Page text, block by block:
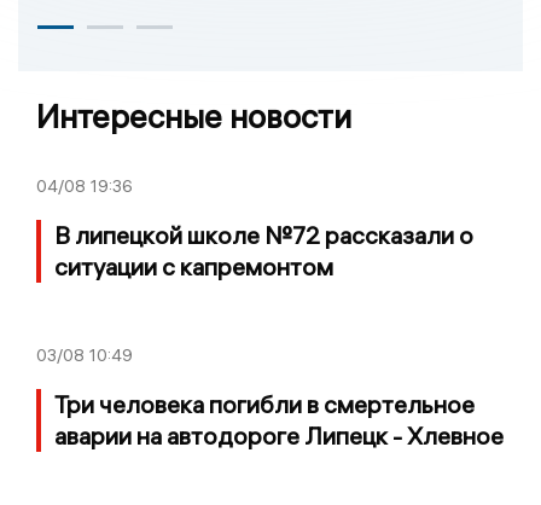
Интересные новости
04/08 19:36
В липецкой школе №72 рассказали о
ситуации с капремонтом
03/08 10:49
Три человека погибли в смертельное
аварии на автодороге Липецк - Хлевное